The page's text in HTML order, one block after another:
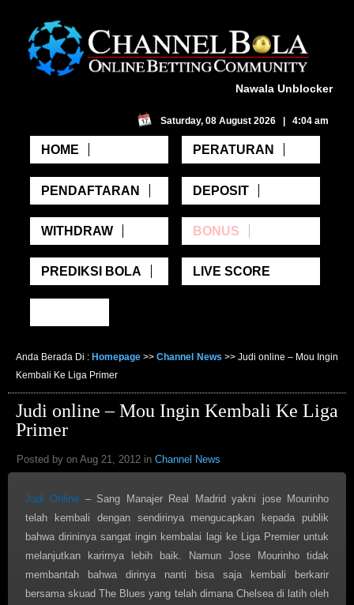
Nawala Unblocker
Saturday, 08 August 2026 | 4:04 am
HOME PERATURAN
PENDAFTARAN DEPOSIT
WITHDRAW BONUS
PREDIKSI BOLA LIVE SCORE
Anda Berada Di :Homepage >>Channel News >> Judi online – Mou Ingin
Kembali Ke Liga Primer
Judi online – Mou Ingin Kembali Ke Liga
Primer
Posted by on Aug 21, 2012 in Channel News
Judi Online – Sang Manajer Real Madrid yakni jose Mourinho
telah kembali dengan sendirinya mengucapkan kepada publik
bahwa dirininya sangat ingin kembalai lagi ke Liga Premier untuk
melanjutkan karirnya lebih baik. Namun Jose Mourinho tidak
membantah bahwa dirinya nanti bisa saja kembali berkarir
bersama skuad The Blues yang telah dimana Chelsea di latih oleh